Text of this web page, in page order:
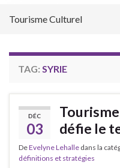
Tourisme Culturel
TAG: SYRIE
DÉC
03
défie le
DeEvelyne Lehalle dans la
définitions et stratégies